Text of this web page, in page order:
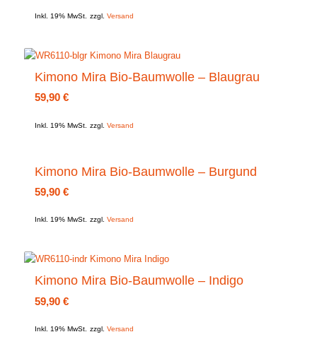
Inkl. 19% MwSt. zzgl. Versand
Kimono Mira Bio-Baumwolle – Blaugrau
59,90 €
Inkl. 19% MwSt. zzgl. Versand
Kimono Mira Bio-Baumwolle – Burgund
59,90 €
Inkl. 19% MwSt. zzgl. Versand
Kimono Mira Bio-Baumwolle – Indigo
59,90 €
Inkl. 19% MwSt. zzgl. Versand